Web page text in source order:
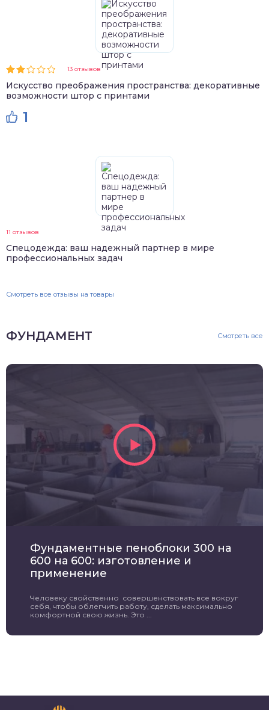
13 отзывов
Искусство преображения пространства: декоративные
возможности штор с принтами
1
11 отзывов
Спецодежда: ваш надежный партнер в мире
профессиональных задач
Смотреть все отзывы на товары
ФУНДАМЕНТ Смотреть все
Фундаментные пеноблоки 300 на
600 на 600: изготовление и
применение
Человеку свойственно совершенствовать все вокруг
себя, чтобы облегчить работу, сделать максимально
комфортной свою жизнь. Это ...